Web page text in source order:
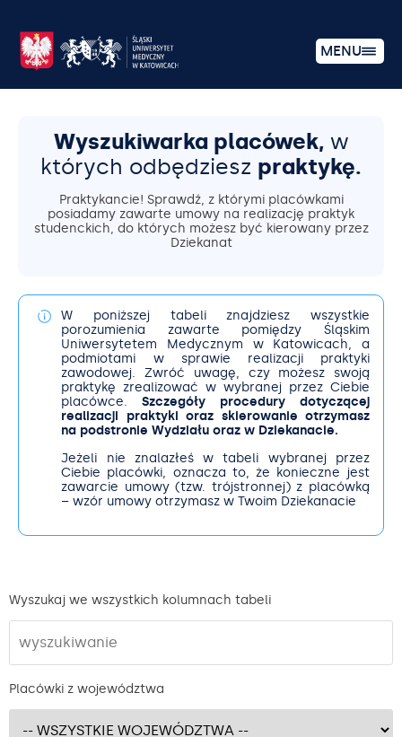
MENU
Wyszukiwarka placówek, w
których odbędziesz praktykę.
Praktykancie! Sprawdź, z którymi placówkami
posiadamy zawarte umowy na realizację praktyk
studenckich, do których możesz być kierowany przez
Dziekanat
W poniższej tabeli znajdziesz wszystkie
porozumienia zawarte pomiędzy Śląskim
Uniwersytetem Medycznym w Katowicach, a
podmiotami w sprawie realizacji praktyki
zawodowej. Zwróć uwagę, czy możesz swoją
praktykę zrealizować w wybranej przez Ciebie
placówce.Szczegóły procedury dotyczącej
realizacji praktyki oraz skierowanie otrzymasz
na podstronie Wydziału oraz w Dziekanacie.
Jeżeli nie znalazłeś w tabeli wybranej przez
Ciebie placówki, oznacza to, że konieczne jest
zawarcie umowy (tzw. trójstronnej) z placówką
– wzór umowy otrzymasz w Twoim Dziekanacie
Wyszukaj we wszystkich kolumnach tabeli
Placówki z województwa